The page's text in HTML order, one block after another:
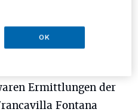
Ermittlungen der
Fontana
OK